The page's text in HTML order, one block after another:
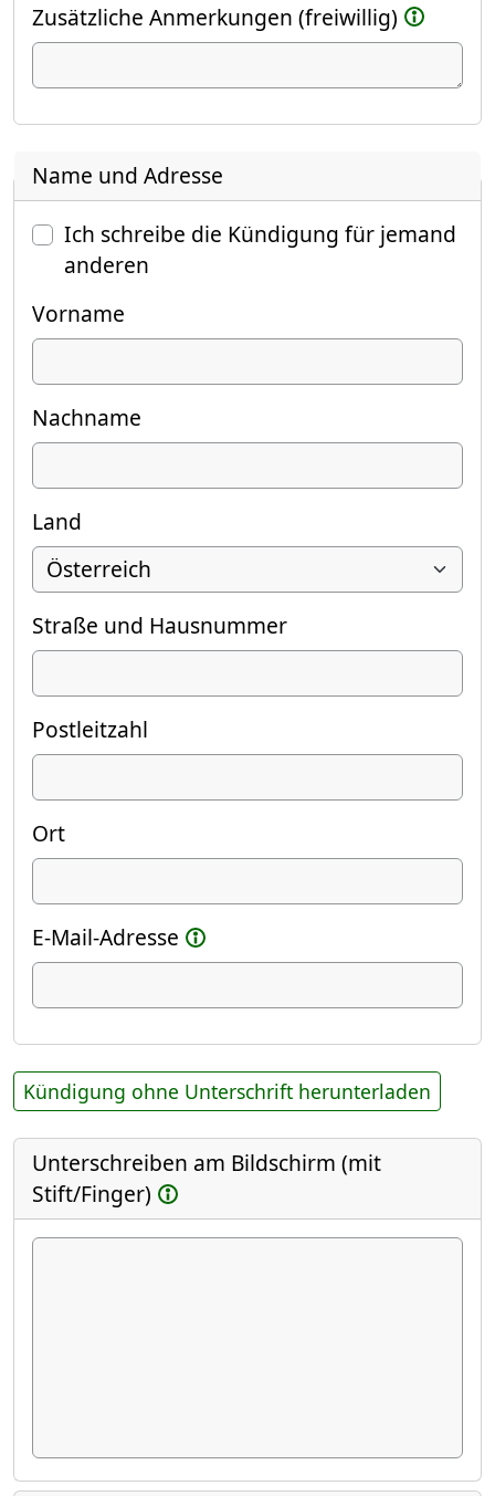
Zusätzliche Anmerkungen (freiwillig)
Name und Adresse
Ich schreibe die Kündigung für jemand
anderen
Vorname
Nachname
Land
Straße und Hausnummer
Postleitzahl
Ort
E-Mail-Adresse
Kündigung ohne Unterschrift herunterladen
Unterschreiben am Bildschirm (mit
Stift/Finger)